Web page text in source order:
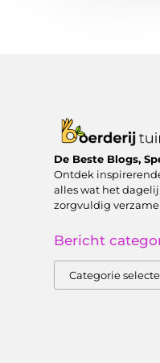
De Beste Blogs,
Ontdek
alles wat het
zorgvuldig
Bericht